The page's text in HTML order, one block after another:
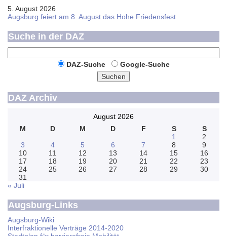
5. August 2026
Augsburg feiert am 8. August das Hohe Friedensfest
Suche in der DAZ
DAZ-Suche
Google-Suche
Suchen
DAZ Archiv
August 2026
M
D M D F S
S
1
2
3
4 5 6 7 8
9
10
11 12 13 14 15
16
17
18 19 20 21 22
23
24
25 26 27 28 29
30
31
« Juli
Augsburg-Links
Augsburg-Wiki
Interfraktionelle Verträge 2014-2020